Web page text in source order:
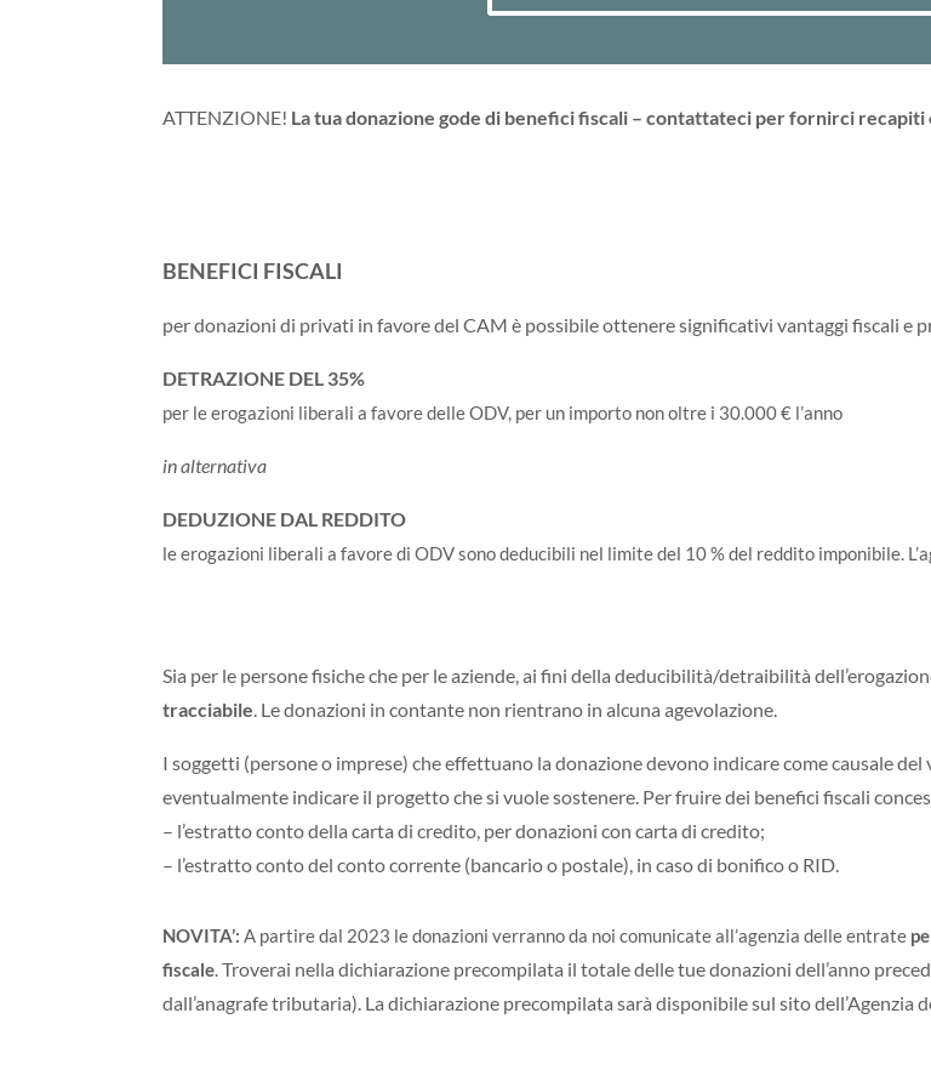
ATTENZIONE! La tua donazione gode di benefici fiscali – contattateci per fornirci recapiti
BENEFICI FISCALI
per donazioni di privati in favore del CAM è possibile ottenere significativi vantaggi fiscali e
DETRAZIONE DEL 35%
per le erogazioni liberali a favore delle ODV, per un importo non oltre i 30.000 € l’anno
in alternativa
DEDUZIONE DAL REDDITO
le erogazioni liberali a favore di ODV sono deducibili nel limite del 10 % del reddito imponibile.
Sia per le persone fisiche che per le aziende, ai fini della deducibilità/detraibilità
tracciabile. Le donazioni in contante non rientrano in alcuna agevolazione.
I soggetti (persone o imprese) che effettuano la donazione devono indicare come causale
eventualmente indicare il progetto che si vuole sostenere. Per fruire dei benefici fiscali
– l’estratto conto della carta di credito, per donazioni con carta di credito;
– l’estratto conto del conto corrente (bancario o postale), in caso di bonifico o RID.
NOVITA’: A partire dal 2023 le donazioni verranno da noi comunicate all’agenzia delle entrate
fiscale.Troverai nella dichiarazione precompilata il totale delle tue donazioni dell’anno
dall’anagrafe tributaria). La dichiarazione precompilata sarà disponibile sul sito dell’Agenzia